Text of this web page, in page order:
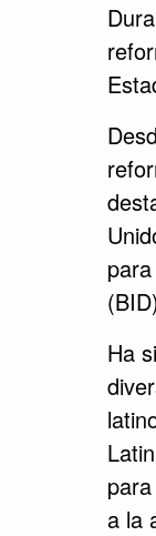
Ha
a la